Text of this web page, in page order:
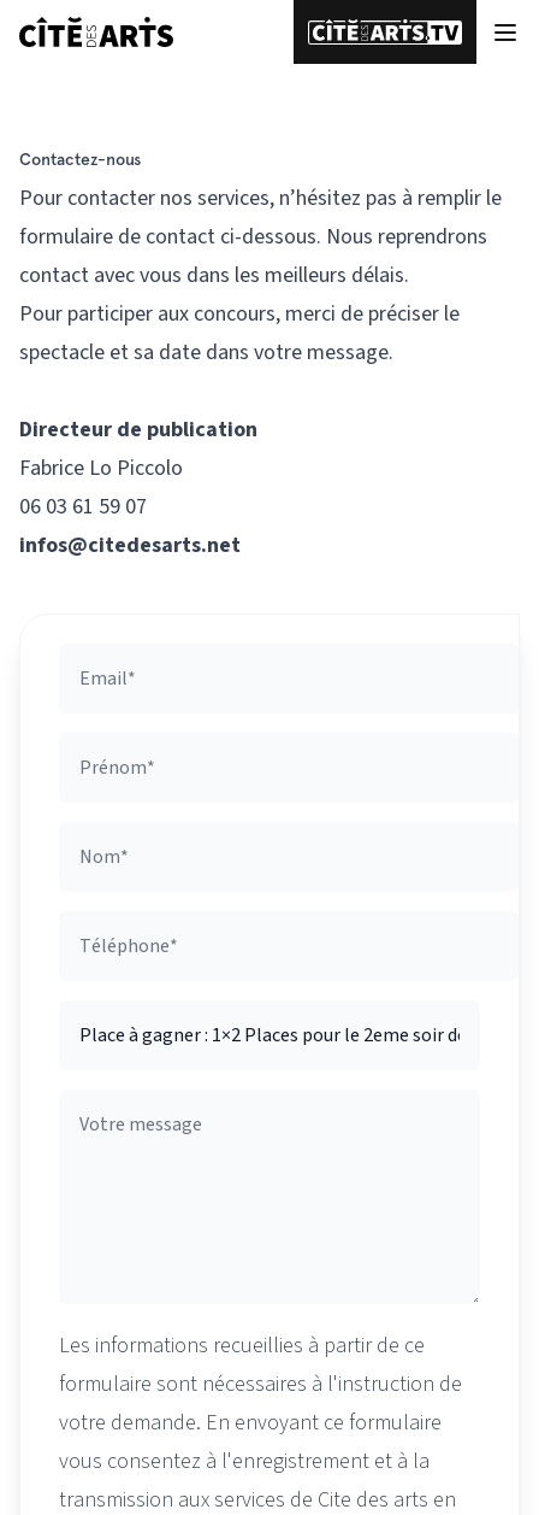
Contactez-nous
Pour contacter nos services, n’hésitez pas à remplir le
formulaire de contact ci-dessous. Nous reprendrons
contact avec vous dans les meilleurs délais.
Pour participer aux concours, merci de préciser le
spectacle et sa date dans votre message.
Directeur de publication
Fabrice Lo Piccolo
06 03 61 59 07
infos@citedesarts.net
Les informations recueillies à partir de ce
formulaire sont nécessaires à l'instruction de
votre demande. En envoyant ce formulaire
vous consentez à l'enregistrement et à la
transmission aux services de Cite des arts en